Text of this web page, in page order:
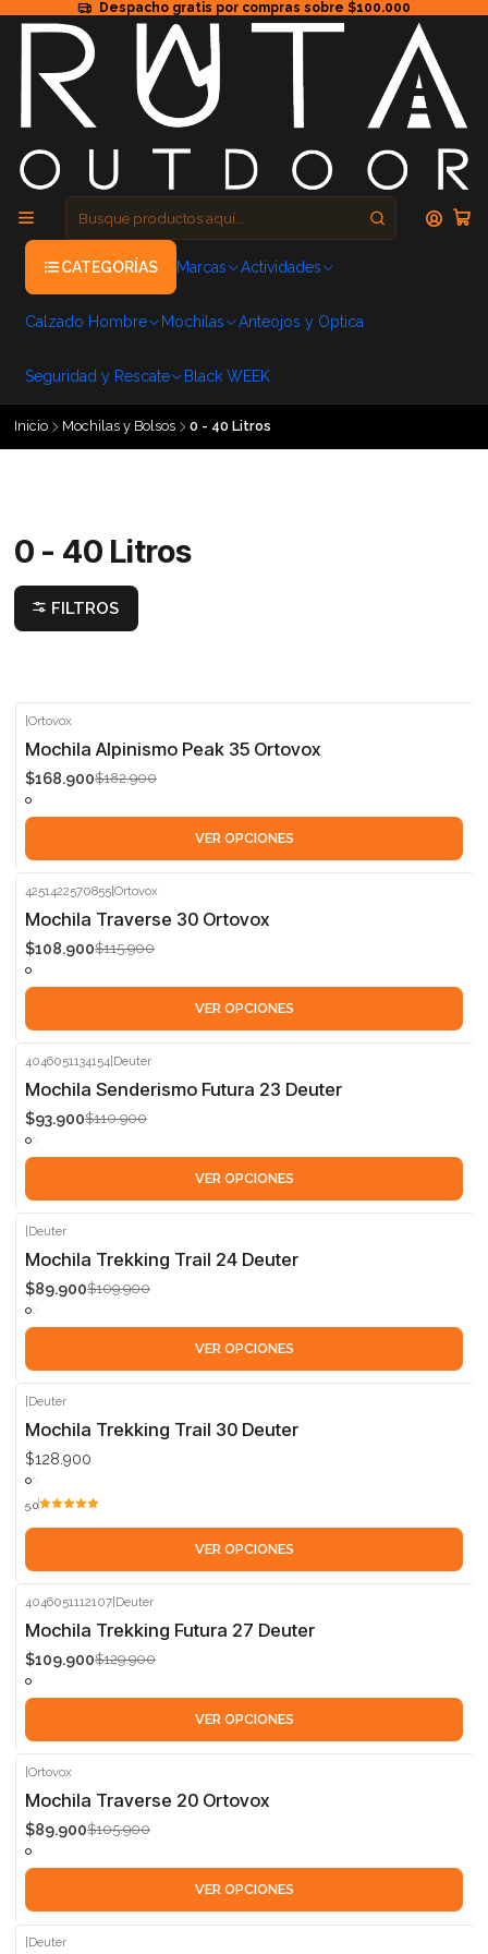
Despacho gratis por compras sobre $100.000
CATEGORÍAS Marcas Actividades
Calzado Hombre Mochilas Anteojos y Optica
Seguridad y Rescate Black WEEK
Inicio Mochilas y Bolsos 0 - 40 Litros
0 - 40 Litros
FILTROS
-8%
|Ortovox
Mochila Alpinismo Peak 35 Ortovox
$168.900$182.900
VER OPCIONES
-6%
4251422570855|Ortovox
Mochila Traverse 30 Ortovox
$108.900$115.900
VER OPCIONES
-15%
4046051134154 Deuter
Mochila Senderismo Futura 23 Deuter
$93.900$110.900
VER OPCIONES
-18%
Deuter
Mochila Trekking Trail 24 Deuter
$89.900$109.900
VER OPCIONES
Deuter
Mochila Trekking Trail 30 Deuter
$128.900
5.0
VER OPCIONES
-15%
4046051112107 Deuter
Mochila Trekking Futura 27 Deuter
$109.900$129.900
VER OPCIONES
-15%
|Ortovox
Mochila Traverse 20 Ortovox
$89.900$105.900
VER OPCIONES
Deuter